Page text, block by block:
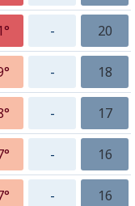
- 20
- 18
- 17
- 16
- 16